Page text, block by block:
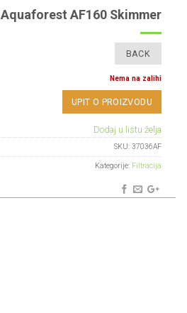
Aquaforest AF160 Skimmer
Nema na zalihi
UPIT O PROIZVODU
Dodaj u listu želja
SKU: 37036AF
Kategorije: Filtracija